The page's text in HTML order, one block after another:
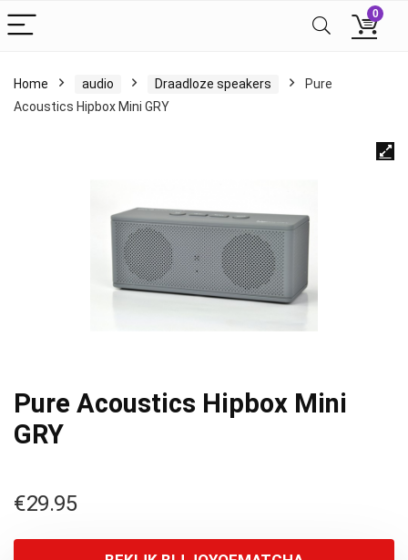
0
Home audio Draadloze speakers
Pure
Acoustics Hipbox Mini GRY
Pure Acoustics Hipbox Mini
GRY
€29.95